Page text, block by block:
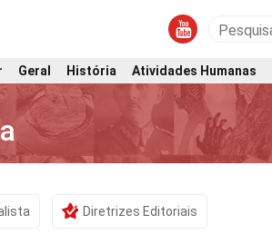
Geral História Atividades Humanas
Diretrizes Editoriais